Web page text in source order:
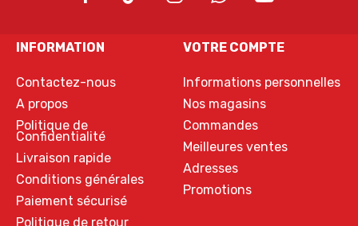
INFORMATION
Contactez-nous
A propos
Politique de
Confidentialité
Livraison rapide
Conditions générales
Paiement sécurisé
Politique de retour
VOTRE COMPTE
Informations personnelles
Nos magasins
Commandes
Meilleures ventes
Adresses
Promotions